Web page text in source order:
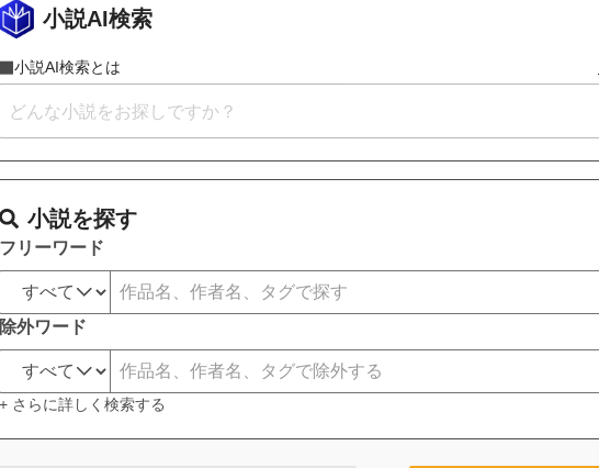
小説AI検索
小説AI検索とは
小説を探す
フリーワード
除外ワード
+ さらに詳しく検索する